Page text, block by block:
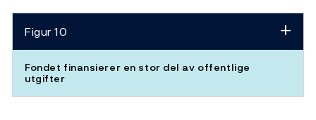
Figur 10
Fondet finansierer en stor del av offentlige
utgifter